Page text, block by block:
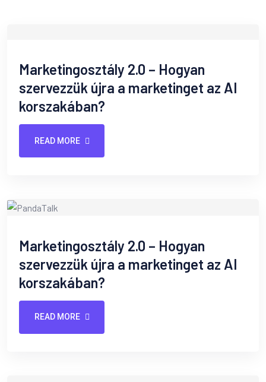
Marketingosztály 2.0 – Hogyan
szervezzük újra a marketinget az AI
korszakában?
READ MORE
Marketingosztály 2.0 – Hogyan
szervezzük újra a marketinget az AI
korszakában?
READ MORE